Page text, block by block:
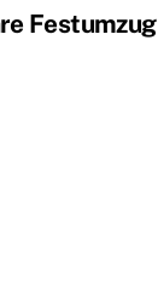
Festumzug